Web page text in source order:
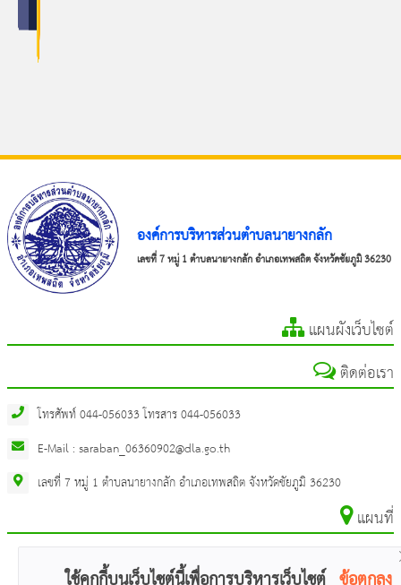
องค์การบริหารส่วนตำบลนายางกลัก
เลขที่ 7 หมู่ 1 ตำบลนายางกลัก อำเภอเทพสถิต จังหวัดชัยภูมิ 36230
แผนผังเว็บไซต์
ติดต่อเรา
โทรศัพท์ 044-056033 โทรสาร 044-056033
E-Mail : saraban_06360902@dla.go.th
เลขที่ 7 หมู่ 1 ตำบลนายางกลัก อำเภอเทพสถิต จังหวัดชัยภูมิ 36230
แผนที่